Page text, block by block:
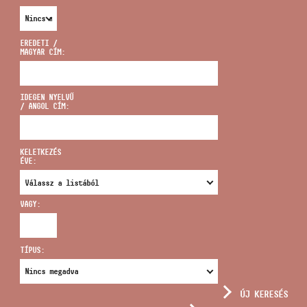
CÍM
infokozpont@bmc.hu
TELEFON
NYITVA TARTÁS
EREDETI /
MAGYAR CÍM:
IDEGEN NYELVŰ
/ ANGOL CÍM:
KELETKEZÉS
ÉVE:
VAGY:
TÍPUS:
ÚJ KERESÉS